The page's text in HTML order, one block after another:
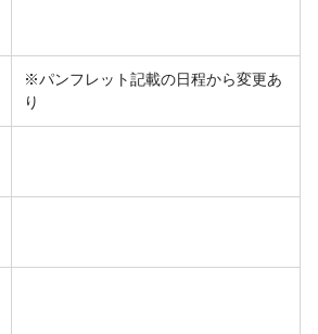
※パンフレット記載の日程から変更あ
り